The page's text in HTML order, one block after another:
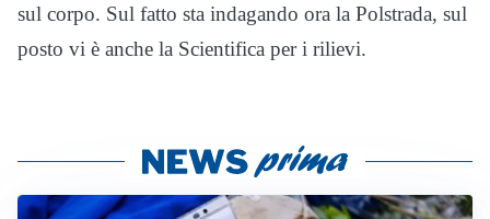
sul corpo. Sul fatto sta indagando ora la Polstrada, sul
posto vi è anche la Scientifica per i rilievi.